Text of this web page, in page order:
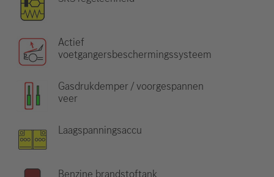
Actief
voetgangersbeschermingssysteem
Gasdrukdemper / voorgespannen
veer
Laagspanningsaccu